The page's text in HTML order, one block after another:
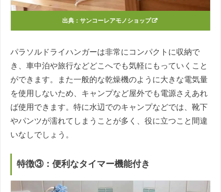
出典：サンコーレアモノショップ
パラソルドライハンガーは非常にコンパクトに収納で
き、車中泊や旅行などどこへでも気軽にもっていくこと
ができます。また一般的な乾燥機のように大きな電気量
を使用しないため、キャンプなど屋外でも電源さえあれ
ば使用できます。特に水辺でのキャンプなどでは、靴下
やパンツが濡れてしまうことが多く、役に立つこと間違
いなしでしょう。
特徴③：便利なタイマー機能付き